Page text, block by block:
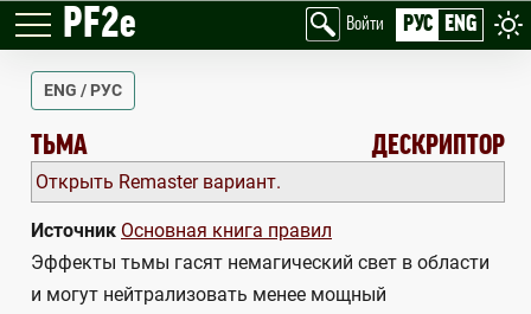
PF2e Войти РУС ENG
ENG / РУС
ТЬМА
DARKNESS ДЕСКРИПТОР
Открыть Remaster вариант.
Источник Основная книга правил
Эффекты тьмы гасят немагический свет в области
и могут нейтрализовать менее мощный